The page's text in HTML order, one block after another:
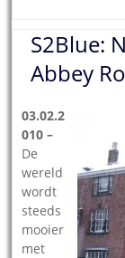
S2Blue:
Abbey
03.02.2
010 –
De
wereld
wordt
steeds
mooier
met